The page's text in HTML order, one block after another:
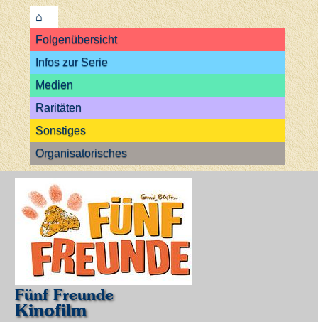
⌂
Folgenübersicht
Infos zur Serie
Medien
Raritäten
Sonstiges
Organisatorisches
Fünf Freunde
Kinofilm